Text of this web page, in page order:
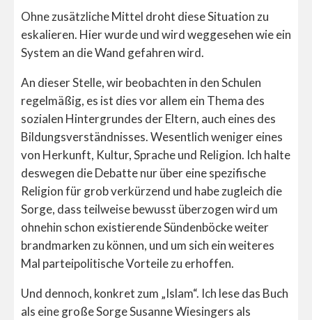
Ohne zusätzliche Mittel droht diese Situation zu
eskalieren. Hier wurde und wird weggesehen wie ein
System an die Wand gefahren wird.
An dieser Stelle, wir beobachten in den Schulen
regelmäßig, es ist dies vor allem ein Thema des
sozialen Hintergrundes der Eltern, auch eines des
Bildungsverständnisses. Wesentlich weniger eines
von Herkunft, Kultur, Sprache und Religion. Ich halte
deswegen die Debatte nur über eine spezifische
Religion für grob verkürzend und habe zugleich die
Sorge, dass teilweise bewusst überzogen wird um
ohnehin schon existierende Sündenböcke weiter
brandmarken zu können, und um sich ein weiteres
Mal parteipolitische Vorteile zu erhoffen.
Und dennoch, konkret zum „Islam“. Ich lese das Buch
als eine große Sorge Susanne Wiesingers als